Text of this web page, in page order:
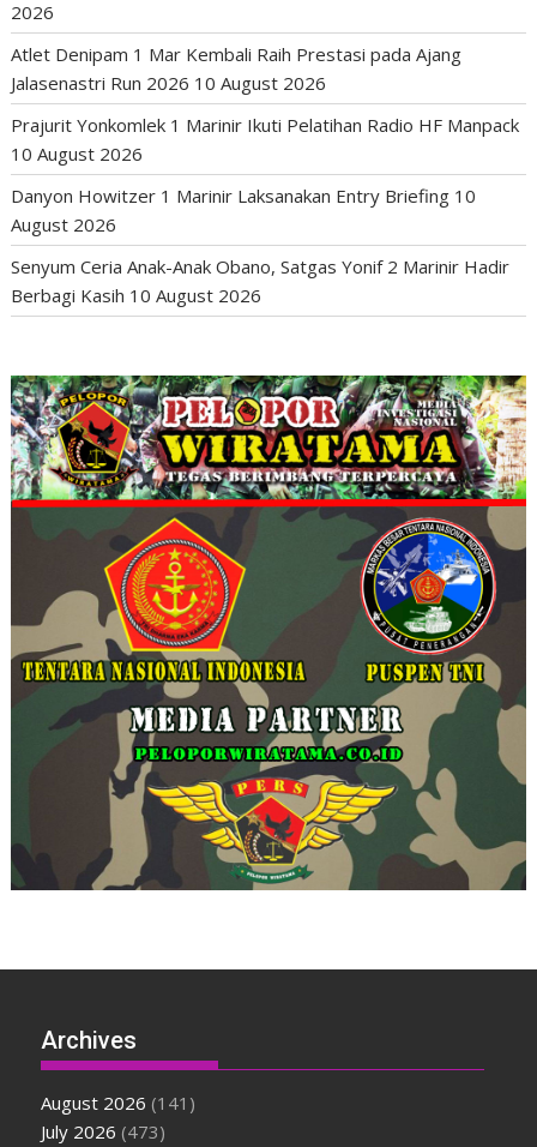
2026
Atlet Denipam 1 Mar Kembali Raih Prestasi pada Ajang
Jalasenastri Run 2026 10 August 2026
Prajurit Yonkomlek 1 Marinir Ikuti Pelatihan Radio HF Manpack
10 August 2026
Danyon Howitzer 1 Marinir Laksanakan Entry Briefing 10
August 2026
Senyum Ceria Anak-Anak Obano, Satgas Yonif 2 Marinir Hadir
Berbagi Kasih 10 August 2026
Archives
August 2026 (141)
July 2026 (473)